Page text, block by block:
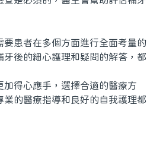
患者在多個方面進行全面考量的
後的細心護理和疑問的解答，都
得心應手，選擇合適的醫療方
的醫療指導和良好的自我護理都